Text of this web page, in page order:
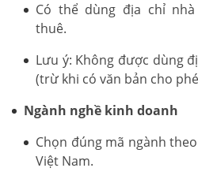
Có thể dùng địa chỉ
thuê.
Lưu ý: Không được dùng
(trừ khi có văn bản cho
Ngành nghề kinh doanh
Chọn đúng mã ngành
Việt Nam.